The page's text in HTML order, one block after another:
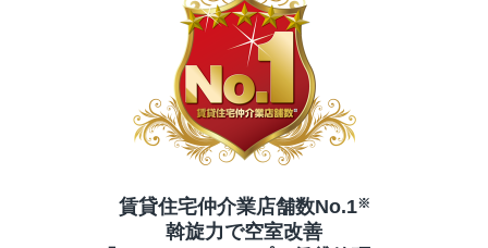
賃貸住宅仲介業店舗数No.1※
斡旋力で空室改善